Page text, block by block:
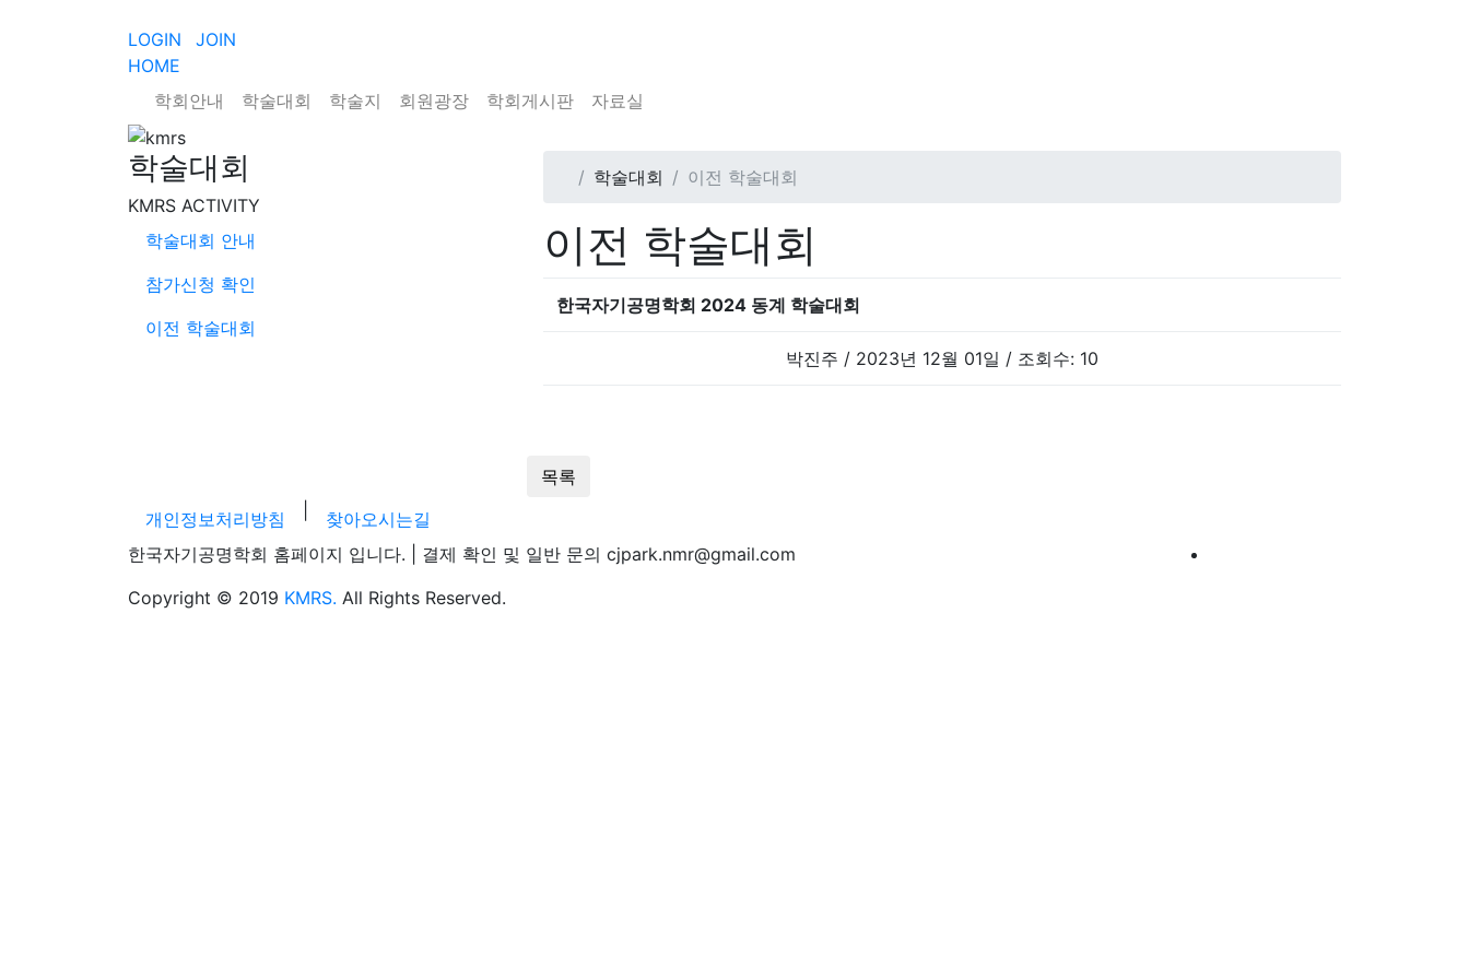
LOGIN
JOIN
HOME
학회안내
학술대회 학술지 회원광장 학회게시판 자료실
학술대회 이전 학술대회
이전 학술대회
한국자기공명학회 2024 동계 학술대회
박진주 / 2023년 12월 01일 / 조회수: 10
학술대회
KMRS ACTIVITY
학술대회 안내
참가신청 확인
이전 학술대회
개인정보처리방침
찾아오시는길
한국자기공명학회 홈페이지 입니다. | 결제 확인 및 일반 문의 cjpark.nmr@gmail.com
Copyright © 2019 KMRS. All Rights Reserved.